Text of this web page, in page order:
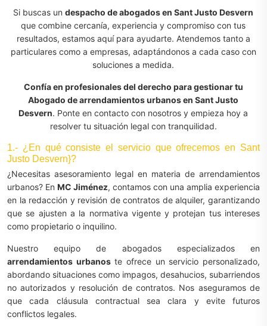
Si buscas undespacho de abogados en Sant Justo Desvern
que combine cercanía, experiencia y compromiso con tus
resultados, estamos aquí para ayudarte. Atendemos tanto a
particulares como a empresas, adaptándonos a cada caso con
soluciones a medida.
Confía en profesionales del derecho para gestionar tu
Abogado de arrendamientos urbanos en Sant Justo
Desvern. Ponte en contacto con nosotros y empieza hoy a
resolver tu situación legal con tranquilidad.
1.- ¿En qué consiste el servicio que ofrecemos en Sant
Justo Desvern}?
¿Necesitas asesoramiento legal en materia de arrendamientos
urbanos? En MC Jiménez, contamos con una amplia experiencia
en la redacción y revisión de contratos de alquiler, garantizando
que se ajusten a la normativa vigente y protejan tus intereses
como propietario o inquilino.
Nuestro equipo de abogados especializados en
arrendamientos urbanoste ofrece un servicio personalizado,
abordando situaciones como impagos, desahucios, subarriendos
no autorizados y resolución de contratos. Nos aseguramos de
que cada cláusula contractual sea clara y evite futuros
conflictos legales.